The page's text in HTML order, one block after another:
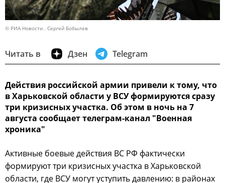
© РИА Новости . Сергей Бобылев
Читать в Дзен Telegram
Действия российской армии привели к тому, что
в Харьковской области у ВСУ формируются сразу
три кризисных участка. Об этом в ночь на 7
августа сообщает телеграм-канал "Военная
хроника"
Активные боевые действия ВС РФ фактически
формируют три кризисных участка в Харьковской
области, где ВСУ могут уступить давлению: в районах